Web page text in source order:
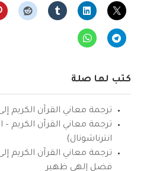
كتب لها صلة
ترجمة معاني القرآن الكريم
ترجمة معاني القرآن الكريم –
انترناشونال)
ترجمة معاني القرآن الكريم
فضل إلهي ظهير